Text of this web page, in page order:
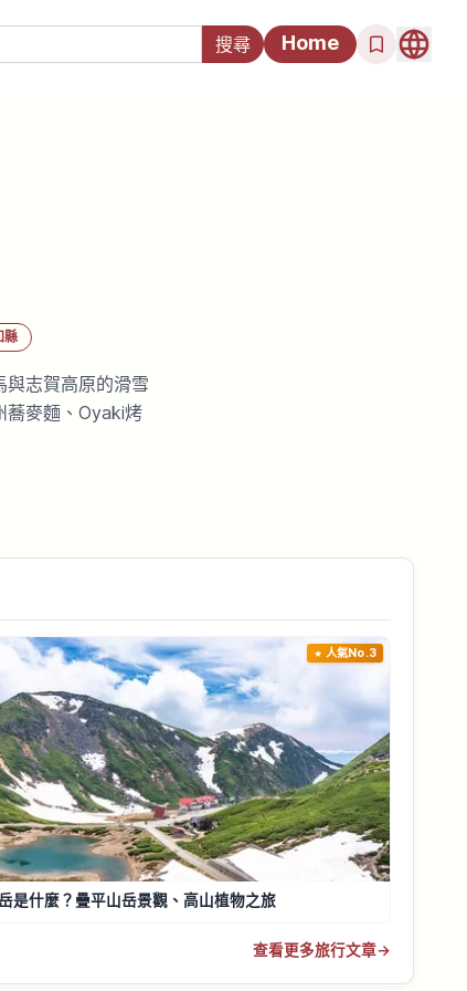
Home
縣
志賀高原的滑雪
蕎麥麵、Oyaki烤
人氣No.3
是什麼？疊平山岳景觀、高山植物之旅
查看更多旅行文章→